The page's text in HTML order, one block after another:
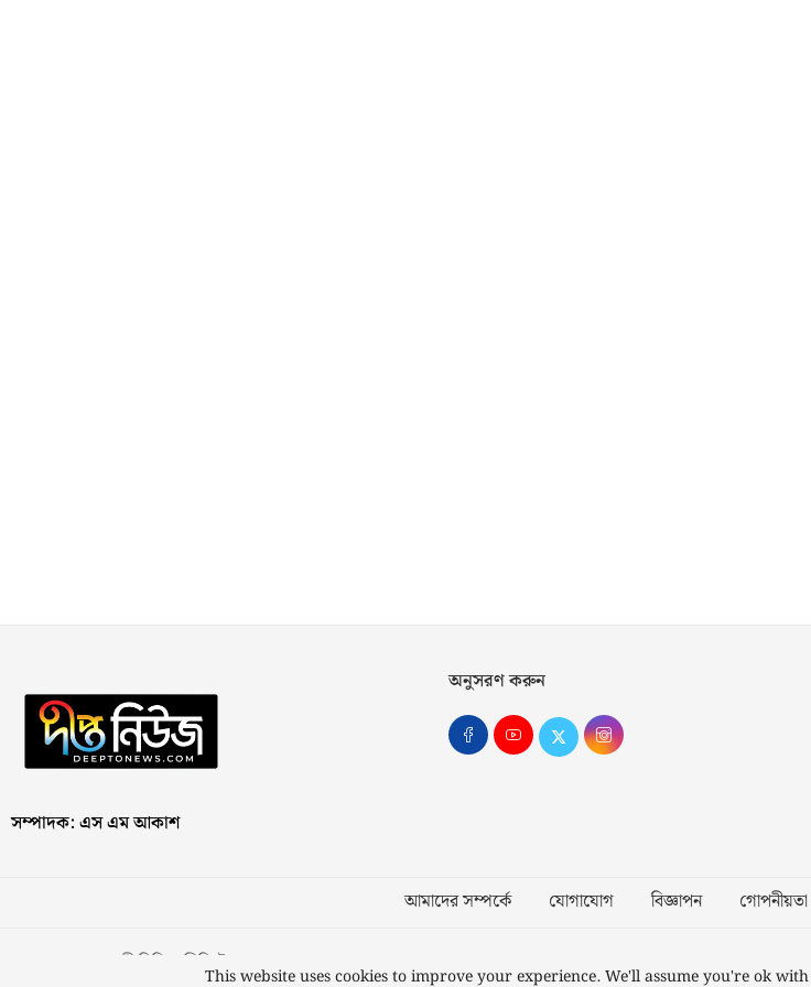
সম্পাদক: এস এম আকাশ
অনুসরণ করুন
আমাদের সম্পর্কে যোগাযোগ বিজ্ঞাপন গোপনীয়তা
স্বত্ব © ২০২৩ কাজী মিডিয়া লিমিটেডThis website uses cookies to improve your experience. We'll assume you're ok